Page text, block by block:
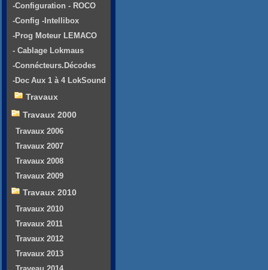
-Configuration - ROCO
-Config -Intellibox
-Prog Moteur LEMACO
- Cablage Lokmaus
-Connécteurs.Décodes
-Doc Aux 1 à 4 LokSound
Travaux
Travaux 2000
Travaux 2006
Travaux 2007
Travaux 2008
Travaux 2009
Travaux 2010
Travaux 2010
Travaux 2011
Travaux 2012
Travaux 2013